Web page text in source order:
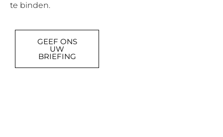
te binden.
GEEF ONS
UW
BRIEFING